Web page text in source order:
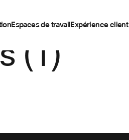
Espaces de travailExpérience client
(1)